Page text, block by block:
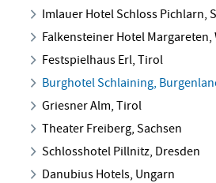
Imlauer Hotel Schloss Pichlarn,
Falkensteiner Hotel Margareten,
Festspielhaus Erl, Tirol
Burghotel Schlaining,
Griesner Alm, Tirol
Theater Freiberg, Sachsen
Schlosshotel Pillnitz, Dresden
Danubius Hotels, Ungarn